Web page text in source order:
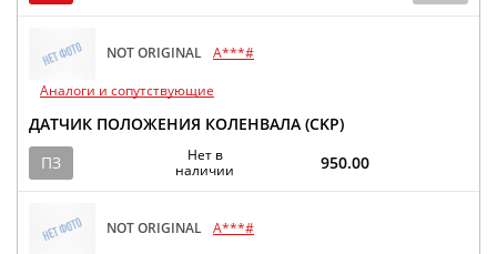
NOT ORIGINAL A***#
Аналоги и сопутствующие
ДАТЧИК ПОЛОЖЕНИЯ КОЛЕНВАЛА (CKP)
ПЗ
Нет в
наличии
950.00
NOT ORIGINAL A***#